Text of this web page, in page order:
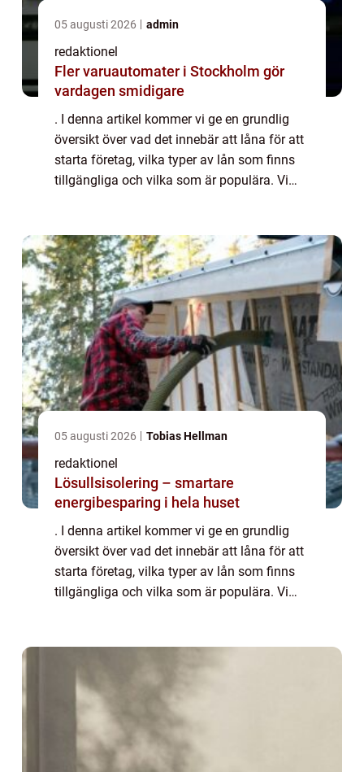
05 augusti 2026 admin
redaktionel
Fler varuautomater i Stockholm gör
vardagen smidigare
. I denna artikel kommer vi ge en grundlig
översikt över vad det innebär att låna för att
starta företag, vilka typer av lån som finns
tillgängliga och vilka som är populära. Vi
05 augusti 2026 Tobias Hellman
redaktionel
Lösullsisolering – smartare
energibesparing i hela huset
. I denna artikel kommer vi ge en grundlig
översikt över vad det innebär att låna för att
starta företag, vilka typer av lån som finns
tillgängliga och vilka som är populära. Vi